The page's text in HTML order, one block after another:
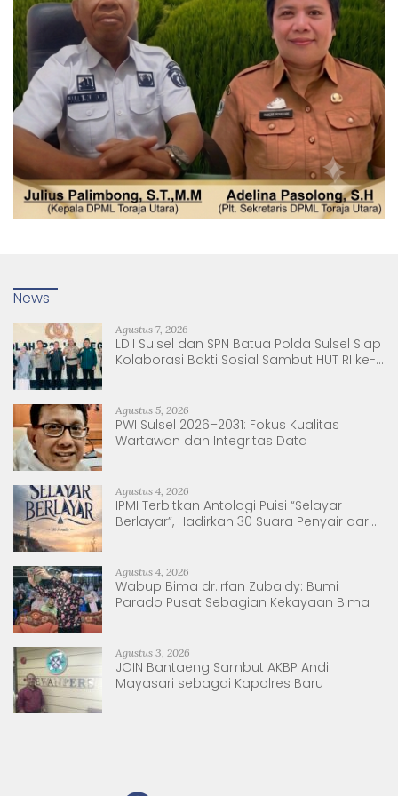
News
Agustus 7, 2026
LDII Sulsel dan SPN Batua Polda Sulsel Siap
Kolaborasi Bakti Sosial Sambut HUT RI ke-
Agustus 5, 2026
PWI Sulsel 2026–2031: Fokus Kualitas
Wartawan dan Integritas Data
Agustus 4, 2026
IPMI Terbitkan Antologi Puisi “Selayar
Berlayar”, Hadirkan 30 Suara Penyair dari
Agustus 4, 2026
Wabup Bima dr.Irfan Zubaidy: Bumi
Parado Pusat Sebagian Kekayaan Bima
Agustus 3, 2026
JOIN Bantaeng Sambut AKBP Andi
Mayasari sebagai Kapolres Baru